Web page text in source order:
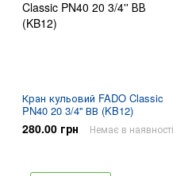
Кран кульовий FADO Classic
PN40 20 3/4'' ВВ (KB12)
280.00 грн Немає в наявності